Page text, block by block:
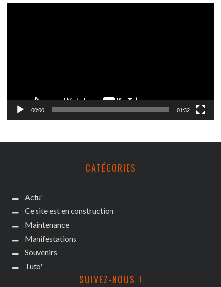
00:00 01:32
CATÉGORIES
Actu'
Ce site est en construction
Maintenance
Manifestations
Souvenirs
Tuto'
SUIVEZ-NOUS !